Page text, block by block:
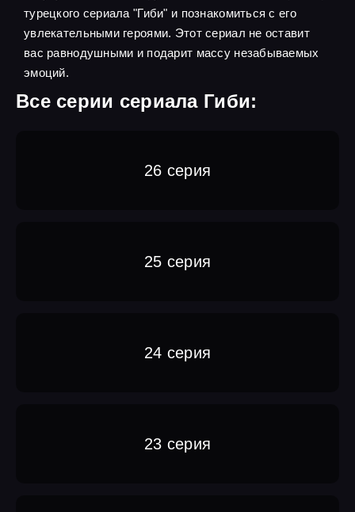
турецкого сериала "Гиби" и познакомиться с его
увлекательными героями. Этот сериал не оставит
вас равнодушными и подарит массу незабываемых
эмоций.
Все серии сериала Гиби:
26 серия
25 серия
24 серия
23 серия